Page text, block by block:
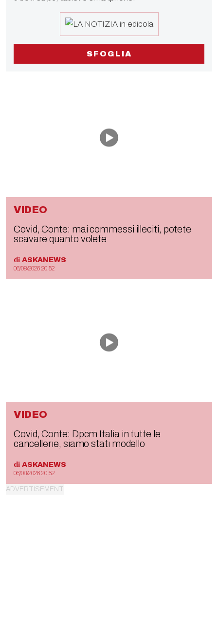
SFOGLIA
VIDEO
Covid, Conte: mai commessi illeciti, potete
scavare quanto volete
di ASKANEWS
06/08/2026 20:52
VIDEO
Covid, Conte: Dpcm Italia in tutte le
cancellerie, siamo stati modello
di ASKANEWS
06/08/2026 20:52